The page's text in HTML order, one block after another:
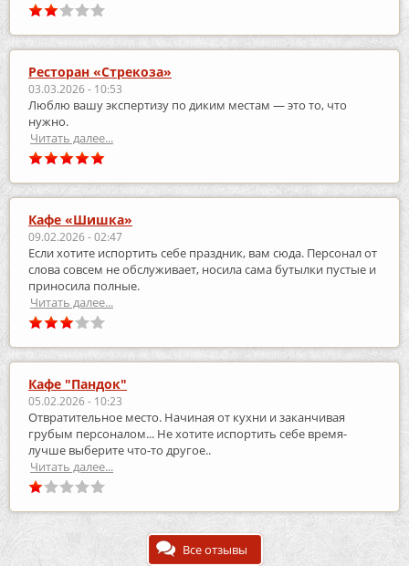
Ресторан «Стрекоза»
03.03.2026 - 10:53
Люблю вашу экспертизу по диким местам — это то, что
нужно.
Читать далее...
Кафе «Шишка»
09.02.2026 - 02:47
Если хотите испортить себе праздник, вам сюда. Персонал от
слова совсем не обслуживает, носила сама бутылки пустые и
приносила полные.
Читать далее...
Кафе "Пандок"
05.02.2026 - 10:23
Отвратительное место. Начиная от кухни и заканчивая
грубым персоналом... Не хотите испортить себе время-
лучше выберите что-то другое..
Читать далее...
Все отзывы